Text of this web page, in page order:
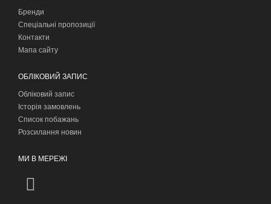
Бренди
Спеціальні пропозиції
Контакти
Мапа сайту
ОБЛІКОВИЙ ЗАПИС
Обліковий запис
Історія замовлень
Список побажань
Розсилання новин
МИ В МЕРЕЖІ